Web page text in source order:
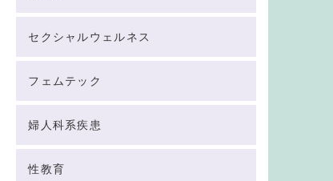
セクシャルウェルネス
フェムテック
婦人科系疾患
性教育